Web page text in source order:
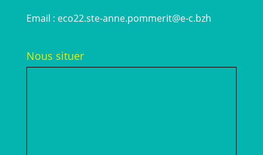
Email : eco22.ste-anne.pommerit@e-c.bzh
Nous situer